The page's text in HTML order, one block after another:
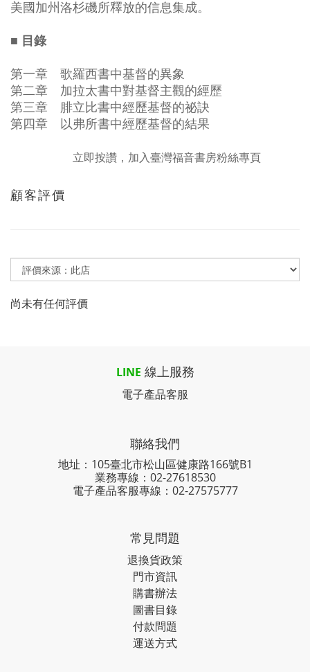
美國加州洛杉磯所釋放的信息集成。
■ 目錄
第一章 歌羅西書中基督的異象
第二章 加拉太書中對基督主觀的經歷
第三章 腓立比書中經歷基督的祕訣
第四章 以弗所書中經歷基督的結果
立即按讚，加入臺灣福音書房粉絲專頁
顧客評價
尚未有任何評價
LINE 線上服務
電子產品客服
聯絡我們
地址：105臺北市松山區健康路166號B1
業務專線： 02-27618530
電子產品客服專線：02-27575777
常見問題
退換貨政策
門市資訊
購書辦法
圖書目錄
付款問題
運送方式